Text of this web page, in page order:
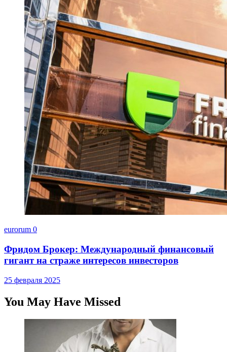
eurorum 0
Фридом Брокер: Международный финансовый
гигант на страже интересов инвесторов
25 февраля 2025
You May Have Missed